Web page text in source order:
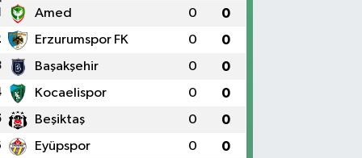
Amed 0 0
Erzurumspor FK 0 0
Başakşehir 0 0
Kocaelispor 0 0
Beşiktaş 0 0
Eyüpspor 0 0